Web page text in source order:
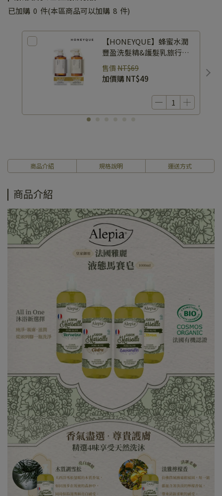
已加購 0 件(本區商品可以加購 8 件)
【HONEYQUE】蜂蜜水潤
豐盈洗髮精&護髮乳旅行組
10ml+10ml Honeyque
Deep Repair 1 Day Trial
售價 NT$69
加價購NT$49
商品介紹 規格說明 運送方式
商品介紹